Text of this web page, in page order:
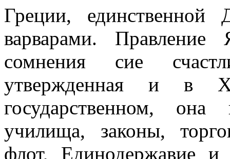
Греции, единственной
варварами. Правление
сомнения сие
утвержденная и в
государственном, она
училища, законы,
флот, Единодержавие